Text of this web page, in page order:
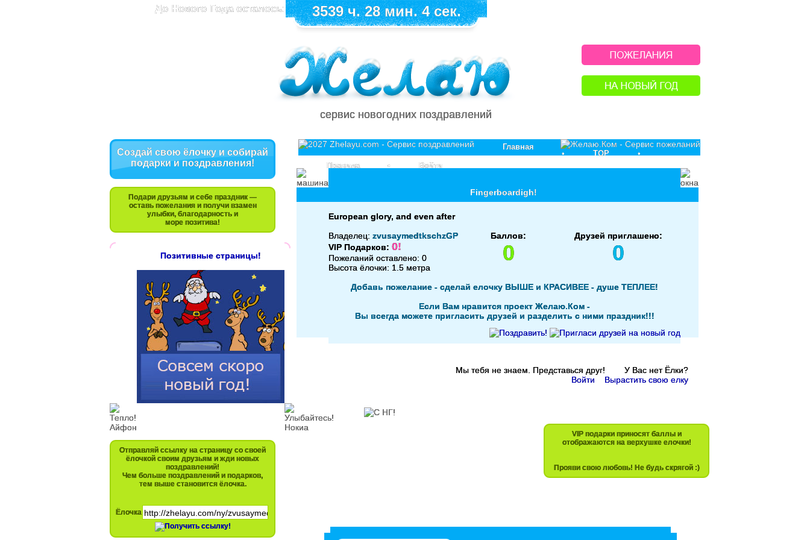
До Нового Года осталось: 3539 ч. 28 мин. 4 сек.
сервис новогодних поздравлений
Создай свою ёлочку и собирай
подарки и поздравления!
Подари друзьям и себе праздник —
оставь пожелания и получи взамен
улыбки, благодарность и
море позитива!
Позитивные страницы!
Отправляй ссылку на страницу со своей
ёлочкой своим друзьям и жди новых
поздравлений!
Чем больше поздравлений и подарков,
тем выше становится ёлочка.
Ёлочка
Главная
• TOP
•
Правила
• Войти
Fingerboardigh!
European glory, and even after
Владелец: zvusaymedtkschzGP
VIP Подарков: 0!
Пожеланий оставлено: 0
Высота ёлочки: 1.5 метра
Баллов:
0
Друзей приглашено:
0
Добавь пожелание - сделай елочку ВЫШЕ и КРАСИВЕЕ - душе ТЕПЛЕЕ!
Если Вам нравится проект Желаю.Ком -
Вы всегда можете пригласить друзей и разделить с ними праздник!!!
VIP подарки приносят баллы и
отображаются на верхушке елочки!
Прояви свою любовь! Не будь скрягой :)
Мы тебя не знаем. Представься друг! У Вас нет Ёлки?
Войти
Вырастить свою елку